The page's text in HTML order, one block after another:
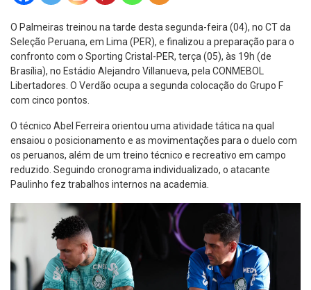
O Palmeiras treinou na tarde desta segunda-feira (04), no CT da
Seleção Peruana, em Lima (PER), e finalizou a preparação para o
confronto com o Sporting Cristal-PER, terça (05), às 19h (de
Brasília), no Estádio Alejandro Villanueva, pela CONMEBOL
Libertadores. O Verdão ocupa a segunda colocação do Grupo F
com cinco pontos.
O técnico Abel Ferreira orientou uma atividade tática na qual
ensaiou o posicionamento e as movimentações para o duelo com
os peruanos, além de um treino técnico e recreativo em campo
reduzido. Seguindo cronograma individualizado, o atacante
Paulinho fez trabalhos internos na academia.